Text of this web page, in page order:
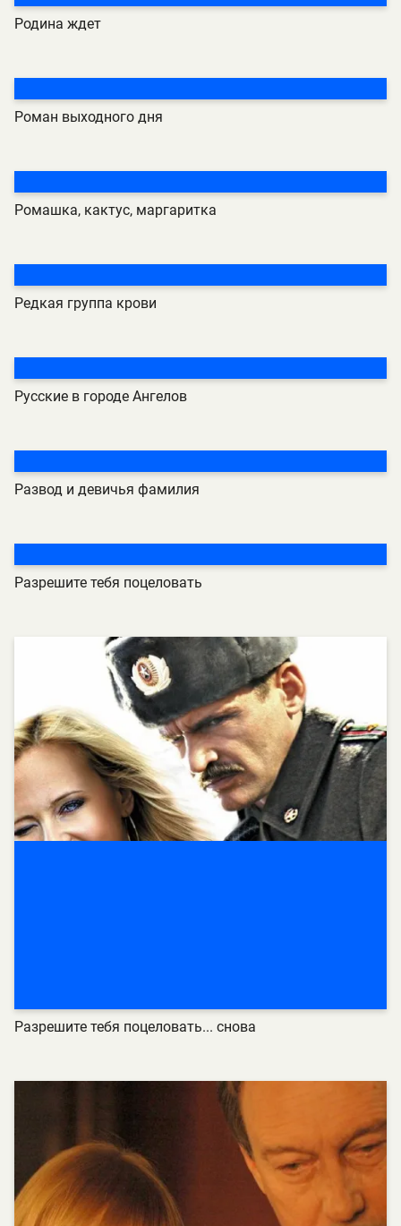
Родина ждет
Роман выходного дня
Ромашка, кактус, маргаритка
Редкая группа крови
Русские в городе Ангелов
Развод и девичья фамилия
Разрешите тебя поцеловать
Разрешите тебя поцеловать... снова